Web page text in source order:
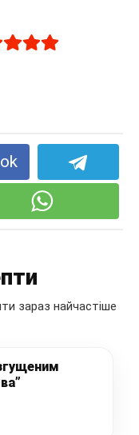
зараз найчастіше